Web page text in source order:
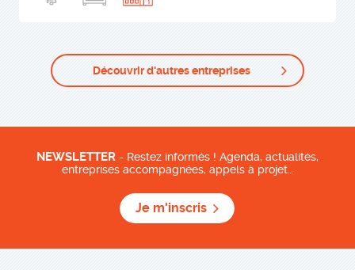
Découvrir d'autres entreprises
NEWSLETTER - Restez informés ! Agenda, actualités,
entreprises accompagnées, appels à projet…
Je m'inscris